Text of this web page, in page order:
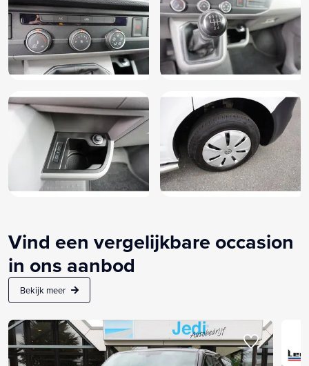
Vind een vergelijkbare occasion
in ons aanbod
Bekijk meer